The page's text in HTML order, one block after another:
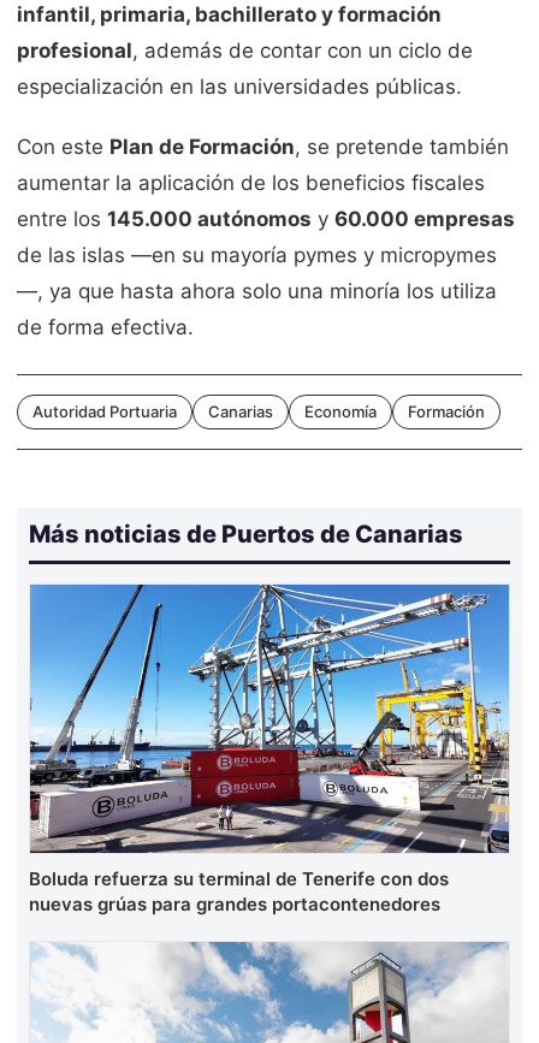
infantil, primaria, bachillerato y formación
profesional, además de contar con un ciclo de
especialización en las universidades públicas.
Con este Plan de Formación, se pretende también
aumentar la aplicación de los beneficios fiscales
entre los 145.000 autónomos y 60.000 empresas
de las islas —en su mayoría pymes y micropymes
—, ya que hasta ahora solo una minoría los utiliza
de forma efectiva.
Autoridad Portuaria Canarias Economía Formación
Más noticias de Puertos de Canarias
Boluda refuerza su terminal de Tenerife con dos
nuevas grúas para grandes portacontenedores